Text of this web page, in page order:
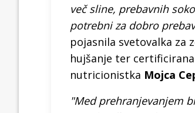
več sline, prebavnih
potrebni za dobro
pojasnila svetovalka za
hujšanje ter certificirana
nutricionistka Mojca
"Med prehranjevanjem